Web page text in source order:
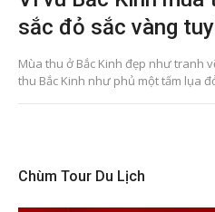
sắc đỏ sắc vàng
Mùa thu ở Bắc Kinh đẹp như tranh
thu Bắc Kinh như phủ một tấm lụa
Chùm Tour Du Lịch